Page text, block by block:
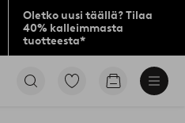
Oletko uusi täällä? Tilaa
40% kalleimmasta
tuotteesta*
Siirry
Siirry